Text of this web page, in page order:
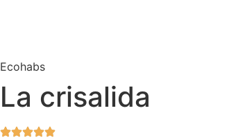
Ecohabs
La crisalida